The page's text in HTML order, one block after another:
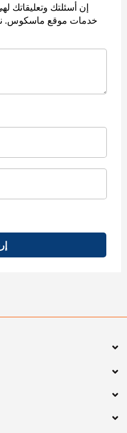
إن أسئلتك وتعليقاتك
خدمات موقع ماسكوس.